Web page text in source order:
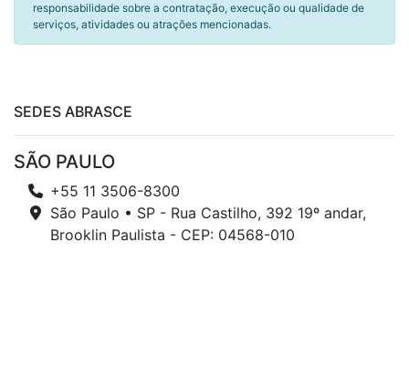
responsabilidade sobre a contratação, execução ou qualidade de
serviços, atividades ou atrações mencionadas.
SEDES ABRASCE
SÃO PAULO
+55 11 3506-8300
São Paulo • SP - Rua Castilho, 392 19º andar,
Brooklin Paulista - CEP: 04568-010